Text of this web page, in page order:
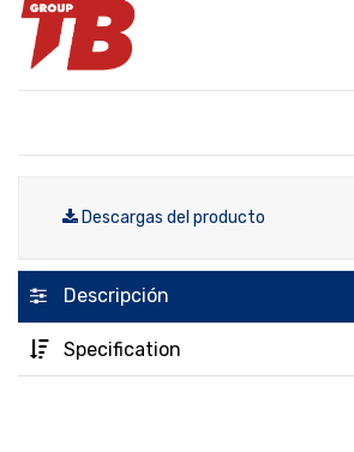
Descargas del producto
Descripción
Specification